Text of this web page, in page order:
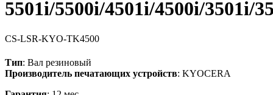
5501i/5500i/4501i/4500i/3501i/
CS-LSR-KYO-TK4500
Тип: Вал резиновый
Производитель печатающих устройств: KYOCERA